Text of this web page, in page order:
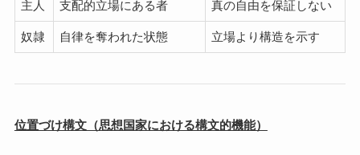
主人 支配的立場にある者 真の自由を保証しない
奴隷 自律を奪われた状態 立場より構造を示す
位置づけ構文（思想国家における構文的機能）